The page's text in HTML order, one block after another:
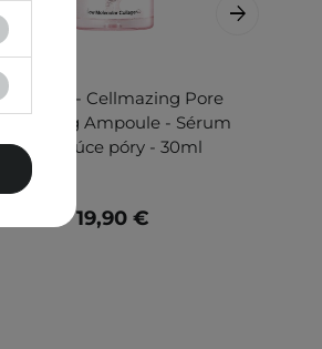
Torriden - Cellmazing Pore
Perfecting Ampoule - Sérum
sťahujúce póry - 30ml
19,90 €